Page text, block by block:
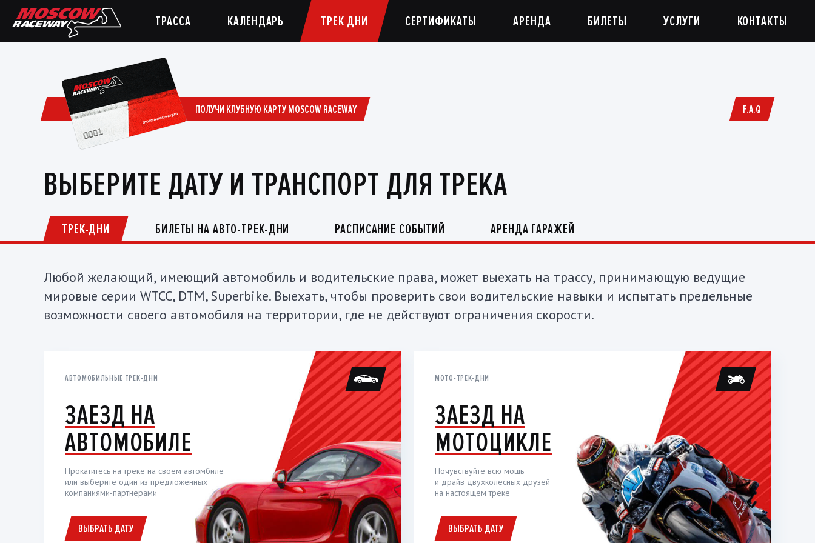
ТРАССА КАЛЕНДАРЬ ТРЕК ДНИ СЕРТИФИКАТЫ АРЕНДА БИЛЕТЫ УСЛУГИ КОНТАКТЫ
ПОЛУЧИ КЛУБНУЮ КАРТУ MOSCOW RACEWAY F.A.Q
ВЫБЕРИТЕ ДАТУ И ТРАНСПОРТ ДЛЯ ТРЕКА
ТРЕК-ДНИ БИЛЕТЫ НА АВТО-ТРЕК-ДНИ РАСПИСАНИЕ СОБЫТИЙ АРЕНДА ГАРАЖЕЙ
Любой желающий, имеющий автомобиль и водительские права, может выехать на трассу, принимающую ведущие
мировые серии WTCC, DTM, Superbike. Выехать, чтобы проверить свои водительские навыки и испытать предельные
возможности своего автомобиля на территории, где не действуют ограничения скорости.
АВТОМОБИЛЬНЫЕ ТРЕК-ДНИ
ЗАЕЗД НА
АВТОМОБИЛЕ
Прокатитесь на треке на своем автомбиле
или выберите один из предложенных
компаниями-партнерами
ВЫБРАТЬ ДАТУ
МОТО-ТРЕК-ДНИ
ЗАЕЗД НА
МОТОЦИКЛЕ
Почувствуйте всю мощь
и драйв двухколесных друзей
на настоящем треке
ВЫБРАТЬ ДАТУ